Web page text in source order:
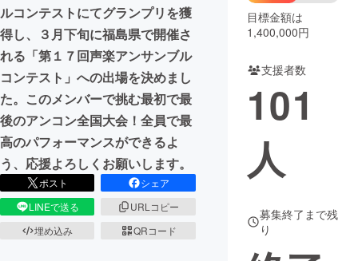
CAMPFIRE for Social Good
CAMPFIRE Creation
CAMPFIREふるさと納税machi-ya コミュニティ
ルコンテストにてグランプリを獲
得し、３月下旬に福島県で開催さ
れる「第１７回声楽アンサンブル
コンテスト」への出場を決めまし
た。このメンバーで挑む最初で最
後のアンコン全国大会！全員で最
高のパフォーマンスができるよ
う、応援よろしくお願いします。
ポスト
シェア
LINEで送る
URLコピー
埋め込み
QRコード
目標金額は
1,400,000円
支援者数
101
人
募集終了まで残
り